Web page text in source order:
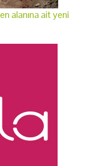
alanına ait yeni